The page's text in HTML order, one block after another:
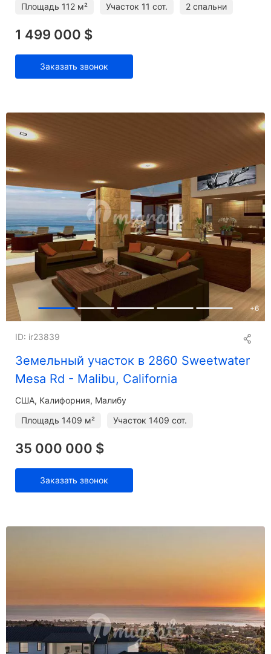
Площадь 112 м² Участок 11 сот. 2 спальни
1 499 000 $
Заказать звонок
+6
Земельный участок в 2860 Sweetwater
Mesa Rd - Malibu, California
ID: ir23839
США, Калифорния, Малибу
Площадь 1409 м² Участок 1409 сот.
35 000 000 $
Заказать звонок